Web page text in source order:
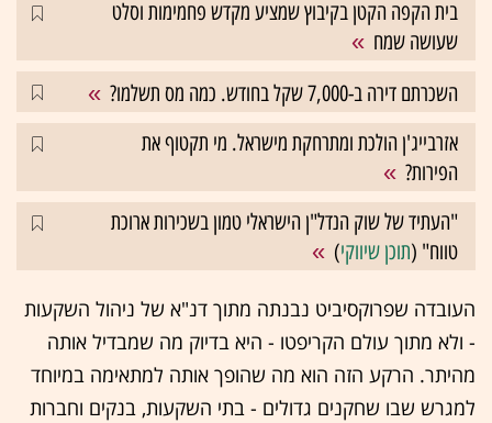
בית הקפה הקטן בקיבוץ שמציע מקדש פחמימות וסלט
שעושה שמח
השכרתם דירה ב-7,000 שקל בחודש. כמה מס תשלמו?
אזרבייג'ן הולכת ומתרחקת מישראל. מי תקטוף את
הפירות?
"העתיד של שוק הנדל"ן הישראלי טמון בשכירות ארוכת
טווח" (תוכן שיווקי)
העובדה שפרוקסיביט נבנתה מתוך דנ"א של ניהול השקעות
- ולא מתוך עולם הקריפטו - היא בדיוק מה שמבדיל אותה
מהיתר. הרקע הזה הוא מה שהופך אותה למתאימה במיוחד
למגרש שבו שחקנים גדולים - בתי השקעות, בנקים וחברות